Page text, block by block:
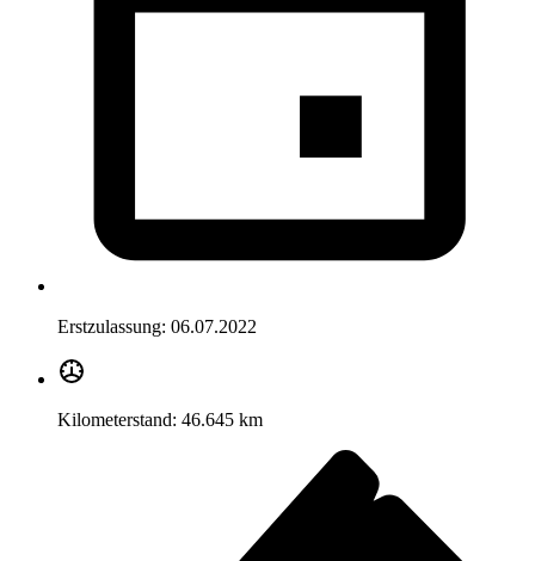
Erstzulassung: 06.07.2022
Kilometerstand: 46.645 km